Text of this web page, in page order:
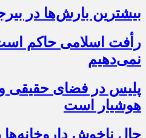
بیشترین بارش‌ها در بیرجند با ۱۵
رأفت اسلامی حاکم است
نمی‌دهیم
پلیس در فضای حقیقی
هوشیار است
حال ناخوش داروخانه‌ها